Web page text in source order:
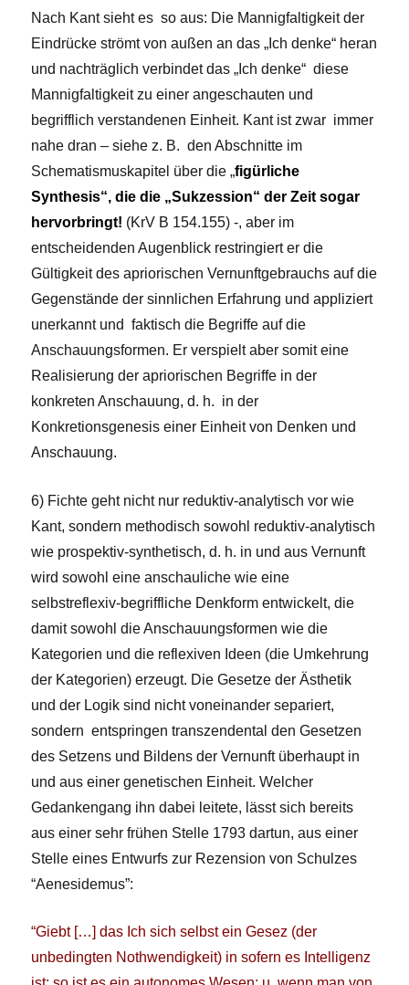
Nach Kant sieht es so aus: Die Mannigfaltigkeit der
Eindrücke strömt von außen an das „Ich denke“ heran
und nachträglich verbindet das „Ich denke“ diese
Mannigfaltigkeit zu einer angeschauten und
begrifflich verstandenen Einheit. Kant ist zwar immer
nahe dran – siehe z. B. den Abschnitte im
Schematismuskapitel über die „figürliche
Synthesis“, die die „Sukzession“ der Zeit sogar
hervorbringt! (KrV B 154.155) -, aber im
entscheidenden Augenblick restringiert er die
Gültigkeit des apriorischen Vernunftgebrauchs auf die
Gegenstände der sinnlichen Erfahrung und appliziert
unerkannt und faktisch die Begriffe auf die
Anschauungsformen. Er verspielt aber somit eine
Realisierung der apriorischen Begriffe in der
konkreten Anschauung, d. h. in der
Konkretionsgenesis einer Einheit von Denken und
Anschauung.
6) Fichte geht nicht nur reduktiv-analytisch vor wie
Kant, sondern methodisch sowohl reduktiv-analytisch
wie prospektiv-synthetisch, d. h. in und aus Vernunft
wird sowohl eine anschauliche wie eine
selbstreflexiv-begriffliche Denkform entwickelt, die
damit sowohl die Anschauungsformen wie die
Kategorien und die reflexiven Ideen (die Umkehrung
der Kategorien) erzeugt. Die Gesetze der Ästhetik
und der Logik sind nicht voneinander separiert,
sondern entspringen transzendental den Gesetzen
des Setzens und Bildens der Vernunft überhaupt in
und aus einer genetischen Einheit. Welcher
Gedankengang ihn dabei leitete, lässt sich bereits
aus einer sehr frühen Stelle 1793 dartun, aus einer
Stelle eines Entwurfs zur Rezension von Schulzes
“Aenesidemus”:
“Giebt […] das Ich sich selbst ein Gesez (der
unbedingten Nothwendigkeit) in sofern es Intelligenz